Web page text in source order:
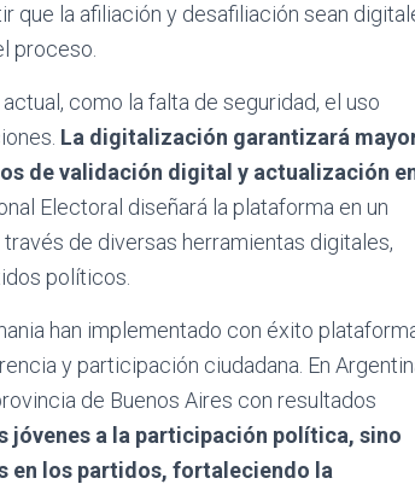
que la afiliación y desafiliación sean
proceso.
como la falta de seguridad, el uso
La digitalización garantizará
de validación digital y actualización
Electoral diseñará la plataforma en un
de diversas herramientas digitales,
políticos.
han implementado con éxito
y participación ciudadana. En
de Buenos Aires con resultados
jóvenes a la participación política, sino
en los partidos, fortaleciendo la